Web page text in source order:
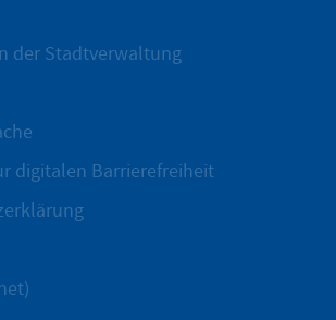
der Stadtverwaltung
digitalen Barrierefreiheit